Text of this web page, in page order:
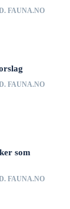
FAUNA.NO
FAUNA.NO
som
FAUNA.NO